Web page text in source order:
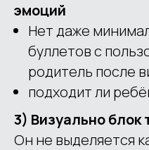
эмоций
Нет даже
буллетов с
родитель после
подходит ли
3) Визуально блок
Он не выделяется